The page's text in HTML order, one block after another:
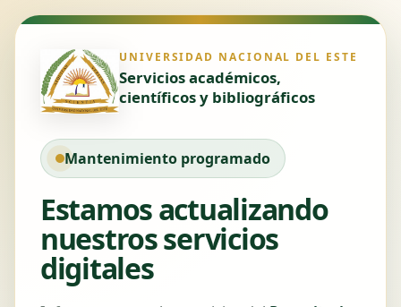
UNIVERSIDAD NACIONAL DEL ESTE
Servicios académicos,
científicos y bibliográficos
Mantenimiento programado
Estamos actualizando
nuestros servicios
digitales